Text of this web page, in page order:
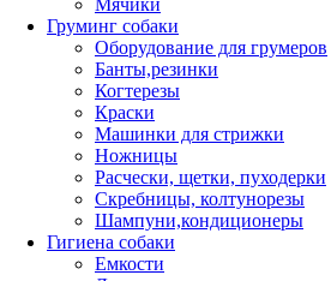
Мячики
Груминг собаки
Оборудование для грумеров
Банты,резинки
Когтерезы
Краски
Машинки для стрижки
Ножницы
Расчески, щетки, пуходерки
Скребницы, колтунорезы
Шампуни,кондиционеры
Гигиена собаки
Емкости